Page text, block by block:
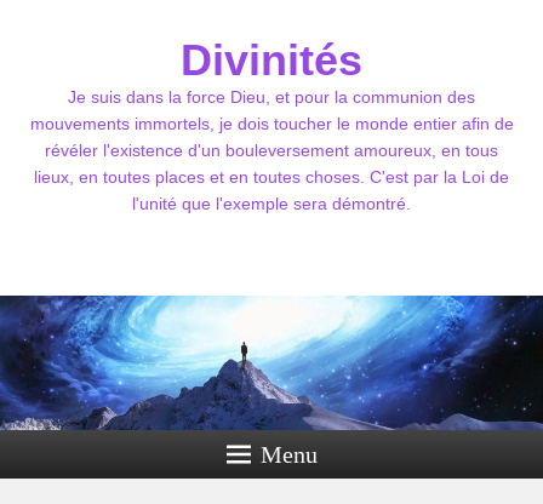
Divinités
Je suis dans la force Dieu, et pour la communion des
mouvements immortels, je dois toucher le monde entier afin de
révéler l'existence d'un bouleversement amoureux, en tous
lieux, en toutes places et en toutes choses. C'est par la Loi de
l'unité que l'exemple sera démontré.
Menu